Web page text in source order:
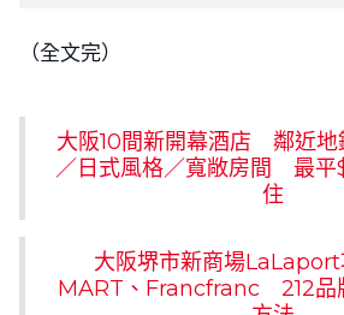
（全文完）
大阪10間新開幕酒店 鄰近地
／日式風格／寬敞房間 最平
住
大阪堺市新商場
MART、Francfranc 212品